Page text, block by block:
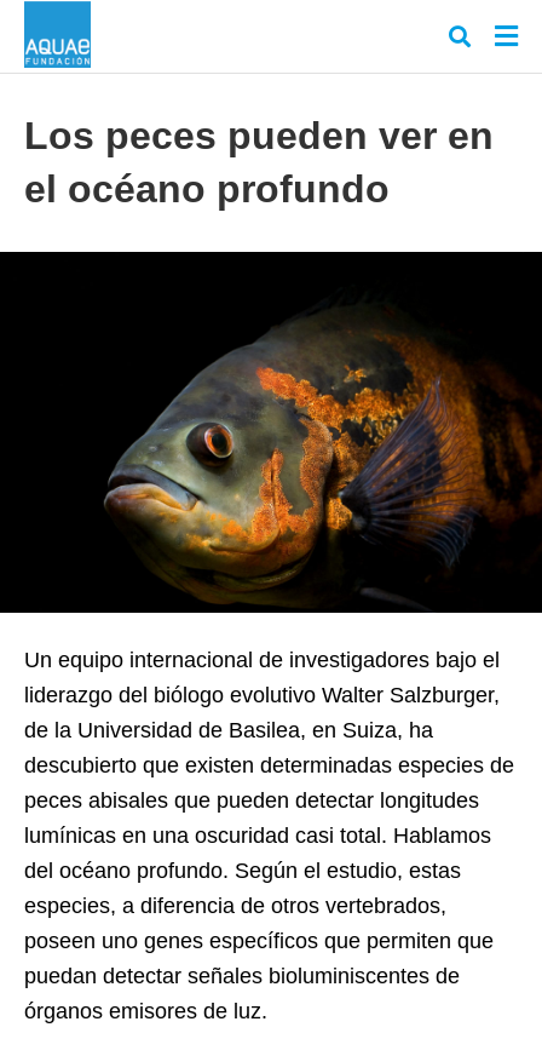
y
Los peces pueden ver en
el océano profundo
Un equipo internacional de investigadores bajo el
liderazgo del biólogo evolutivo Walter Salzburger,
de la Universidad de Basilea, en Suiza, ha
descubierto que existen determinadas especies de
peces abisales que pueden detectar longitudes
lumínicas en una oscuridad casi total. Hablamos
del océano profundo. Según el estudio, estas
especies, a diferencia de otros vertebrados,
poseen uno genes específicos que permiten que
puedan detectar señales bioluminiscentes de
órganos emisores de luz.